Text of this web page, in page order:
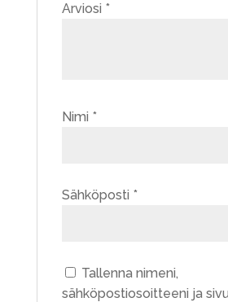
Arviosi *
Nimi *
Sähköposti *
Tallenna nimeni,
sähköpostiosoitteeni ja